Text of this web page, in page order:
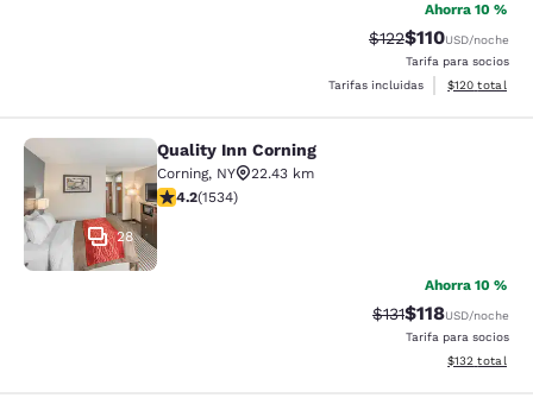
Ahorra 10 %
Precio tachado:
$122Precio con
$110USD/noche
Tarifa para socios
Tarifas incluidas
Ver detalles
$120 total
Quality Inn Corning
28
Quality Inn Corning
Corning, NY
22.43 km
calificación de 4.23 estrellas. Excelente. 1534 reseñas
4.2(1534)
Ahorra 10 %
Precio tachado:
$131Precio con
$118USD/noche
Tarifa para socios
Ver detalles
$132 total